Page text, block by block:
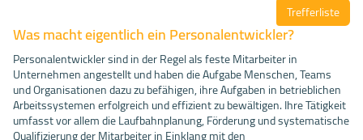
Trefferliste
Was macht eigentlich ein Personalentwickler?
Personalentwickler sind in der Regel als feste Mitarbeiter in
Unternehmen angestellt und haben die Aufgabe Menschen, Teams
und Organisationen dazu zu befähigen, ihre Aufgaben in betrieblichen
Arbeitssystemen erfolgreich und effizient zu bewältigen. Ihre Tätigkeit
umfasst vor allem die Laufbahnplanung, Förderung und systematische